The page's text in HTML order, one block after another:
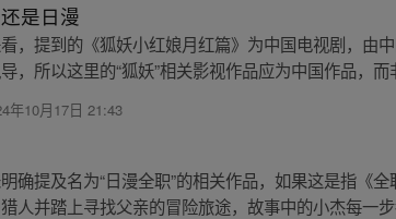
是日漫
，提到的《狐妖小红娘月红篇》为中国电视剧，由
，所以这里的“狐妖”相关影视作品应为中国作品，而
年10月17日 21:43
确提及名为“日漫全职”的相关作品，如果这是指《
人并踏上寻找父亲的冒险旅途，故事中的小杰每一